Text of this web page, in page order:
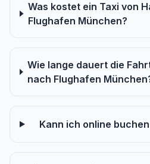
Was kostet ein Taxi von
Flughafen München?
Wie lange dauert die
nach Flughafen
Kann ich online